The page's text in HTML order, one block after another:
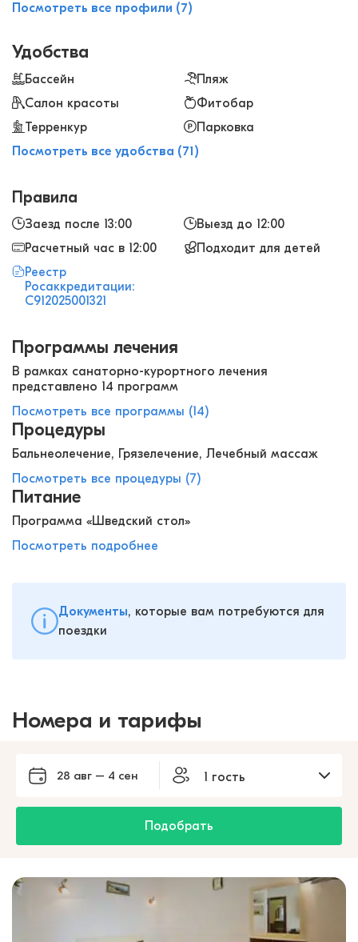
Посмотреть все профили (7)
Удобства
Бассейн
Пляж
Салон красоты
Фитобар
Терренкур
Парковка
Посмотреть все удобства (71)
Правила
Заезд после 13:00
Выезд до 12:00
Расчетный час в 12:00
Подходит для детей
Реестр
Росаккредитации:
С912025001321
Программы лечения
В рамках санаторно-курортного лечения
представлено 14 программ
Посмотреть все программы (14)
Процедуры
Бальнеолечение, Грязелечение, Лечебный массаж
Посмотреть все процедуры (7)
Питание
Программа «Шведский стол»
Посмотреть подробнее
Документы, которые вам потребуются для
поездки
Номера и тарифы
28 авг – 4 сен 1 гость
Подобрать